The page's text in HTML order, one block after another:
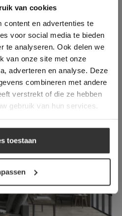
van cookies
content en advertenties te
voor social media te bieden
te analyseren. Ook delen we
van onze site met onze
adverteren en analyse. Deze
combineren met andere
verstrekt of die ze hebben
gebruik van hun services.
toestaan
– Nuit Antique |
van Doorleefde
was deleted and is no
contact the website
cookies om de
te verbeteren. Door
onze website geeft u
voor alle cookies in
ons cookiebeleid.Lees
verder
ACCEPTEREN
AFWIJZEN
WEERGEVEN